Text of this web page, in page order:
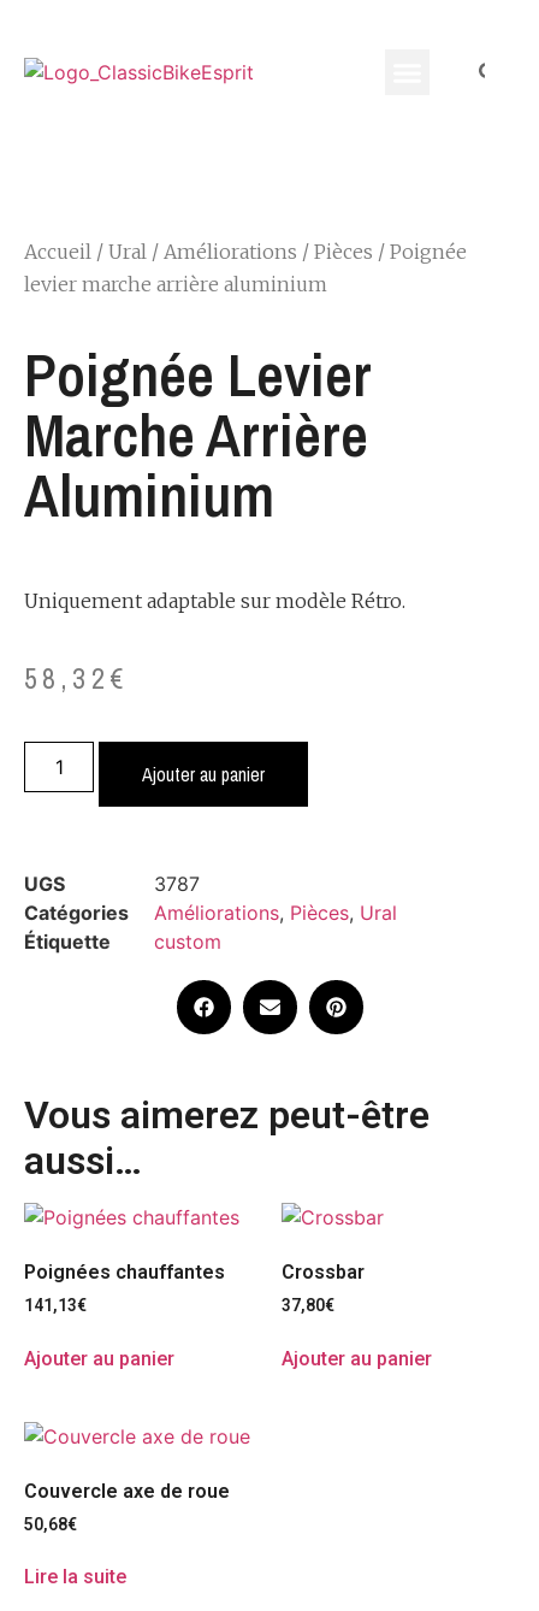
Accueil / Ural / Améliorations / Pièces / Poignée
levier marche arrière aluminium
Poignée Levier
Marche Arrière
Aluminium
Uniquement adaptable sur modèle Rétro.
58,32€
Ajouter au panier
UGS
3787
Catégories
Améliorations, Pièces, Ural
Étiquette
custom
Vous aimerez peut-être
aussi…
Poignées chauffantes
141,13€
Ajouter au panier
Crossbar
37,80€
Ajouter au panier
Couvercle axe de roue
50,68€
Lire la suite